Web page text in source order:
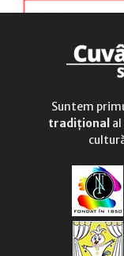
Suntem
tradițional